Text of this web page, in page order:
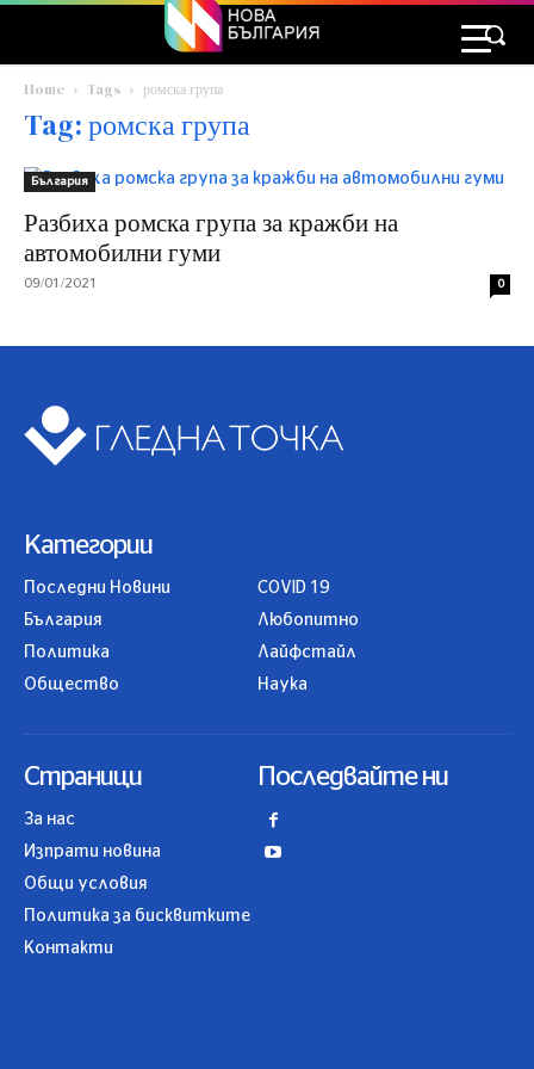
Home Tags ромска група
Tag: ромска група
България
Разбиха ромска група за кражби на
автомобилни гуми
09/01/2021 0
Категории
Последни Новини
България
Политика
Общество
COVID 19
Любопитно
Лайфстайл
Наука
Страници
За нас
Изпрати новина
Общи условия
Политика за бисквитките
Контакти
Последвайте ни